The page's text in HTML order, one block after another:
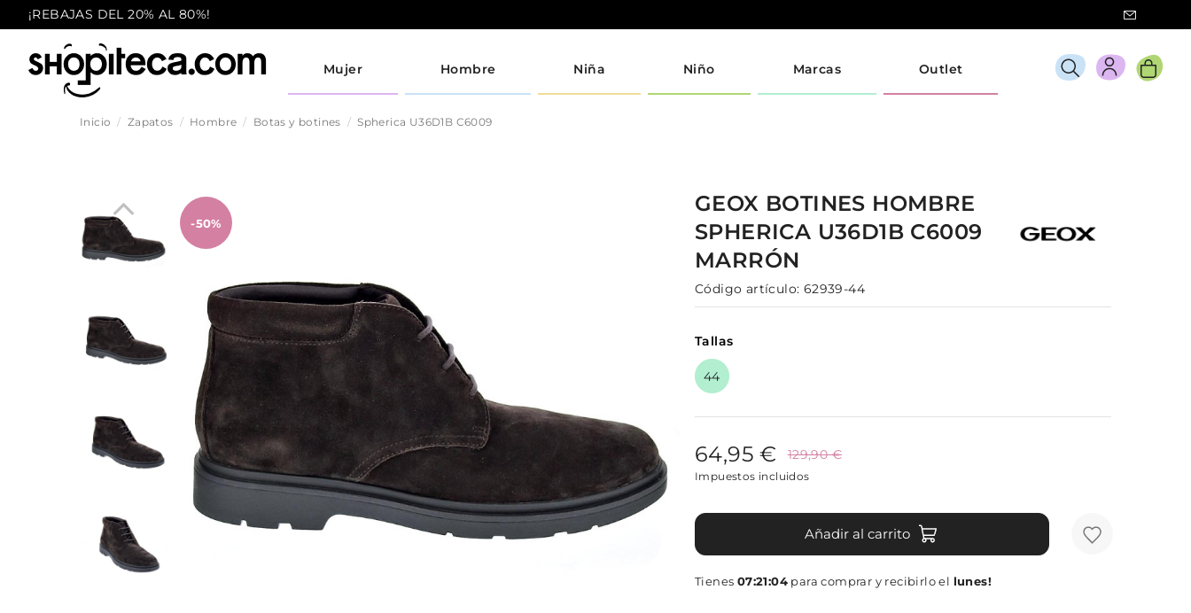
¡REBAJAS DEL 20% AL 80%!
Mujer Hombre Niña Niño Marcas Outlet
Inicio Zapatos Hombre Botas y botines Spherica U36D1B C6009
-50%
GEOX BOTINES HOMBRE
SPHERICA U36D1B C6009
MARRÓN
Código artículo: 62939-44
Tallas
44
64,95 € 129,90 €
Impuestos incluidos
Añadir al carrito
Tienes 07:21:03para comprar y recibirlo el lunes!